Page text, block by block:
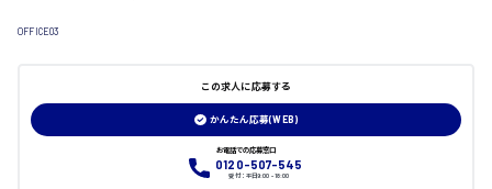
日給制すべて
OFFICE03
この求人に応募する
かんたん応募(WEB)
お電話での応募窓口
0120-507-545
受付：平日9:00 - 18:00